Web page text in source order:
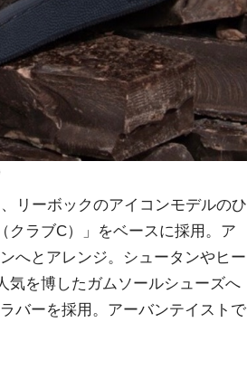
リーボックのアイコンモデルのひ
クラブC）」をベースに採用。ア
へとアレンジ。シュータンやヒー
気を博したガムソールシューズへ
バーを採用。アーバンテイストで